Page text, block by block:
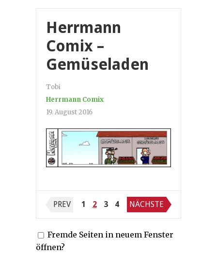
Herrmann
Comix –
Gemüseladen
Tobi
Herrmann Comix
19. August 2016
Seitennummerierung
der
Beiträge
PREV 1 2 3 4 NÄCHSTE
Fremde Seiten in neuem Fenster
öffnen?